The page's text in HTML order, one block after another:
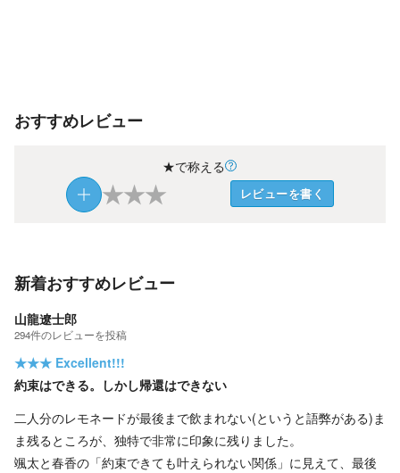
おすすめレビュー
★で称える
★★★ レビューを書く
新着おすすめレビュー
山龍遼士郎
294件のレビューを投稿
★★★ Excellent!!!
約束はできる。しかし帰還はできない
二人分のレモネードが最後まで飲まれない(というと語弊がある)ま
ま残るところが、独特で非常に印象に残りました。
颯太と春香の「約束できても叶えられない関係」に見えて、最後